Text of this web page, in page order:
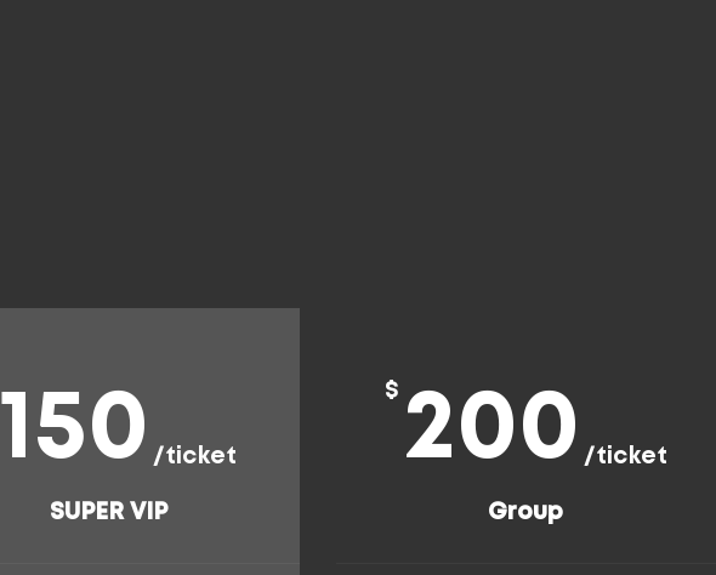
150 /ticket
SUPER VIP
$ 200 /ticket
Group